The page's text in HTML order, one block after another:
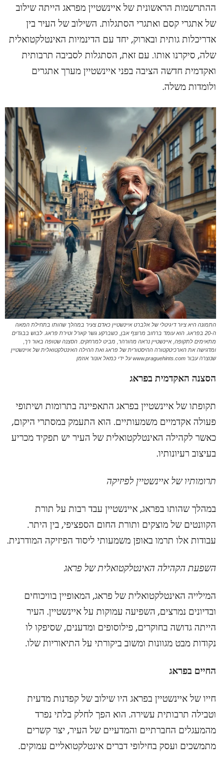
ההתרשמות הראשונית של איינשטיין מפראג הייתה שילוב
של אתגרי קסם ואתגרי הסתגלות. השילוב של העיר בין
אדריכלות גותית ובארוק, יחד עם הדינמיות האינטלקטואלית
שלה, סיקרנו אותו. עם זאת, הסתגלות לסביבה תרבותית
ואקדמית חדשה הציבה בפני איינשטיין מערך אתגרים
ולומדות משלה.
התמונה היא ציור דיגיטלי של אלברט איינשטיין כאדם צעיר במהלך שהותו בתחילת המאה
ה-20 בפראג. הוא עומד ברחוב מרוצף אבן, כשברקע גשר קארל וטירת פראג. לבוש בבגדים
מתאימים לתקופה, איינשטיין נראה מהורהר, מביט למרחקים. הסצנה שטופה באור רך,
ומדגישה את הארכיטקטורה ההיסטורית של פראג ואת ההילה האינטלקטואלית של איינשטיין
שנוצרה עבור www.praguehints.com על ידי כמאל אונור אוזמן
הסצנה האקדמית בפראג
תקופתו של איינשטיין בפראג התאפיינה בתרומות ושיתופי
פעולה אקדמיים משמעותיים. הוא התעמק במסתרי היקום,
כאשר לקהילה האינטלקטואלית של העיר יש תפקיד מכריע
בעיצוב רעיונותיו.
תרומותיו של איינשטיין לפיזיקה
במהלך שהותו בפראג, איינשטיין עבד רבות על תורת
הקוונטים של מוצקים ותורת החום הספציפי, בין היתר.
עבודות אלו תרמו באופן משמעותי ליסוד הפיזיקה המודרנית.
השפעת הקהילה האינטלקטואלית של פראג
המילייה האינטלקטואלית של פראג, המאופיין בוויכוחים
ובדיונים נמרצים, השפיעה עמוקות על איינשטיין. העיר
הייתה גדושה בחוקרים, פילוסופים ומדענים, שסיפקו לו
נקודות מבט מגוונות ומשוב ביקורתי על התיאוריות שלו.
החיים בפראג
חייו של איינשטיין בפראג היו שילוב של קפדנות מדעית
וטבילה תרבותית עשירה. הוא הפך לחלק בלתי נפרד
מהמעגלים החברתיים והמדעיים של העיר, יצר קשרים
מתמשכים ועסק בחילופי דברים אינטלקטואליים עמוקים.